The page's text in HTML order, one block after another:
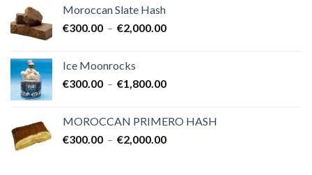
Moroccan Slate Hash
€300.00 – €2,000.00Plage
à
Ice Moonrocks
€300.00 – €1,800.00Plage
€300.00
à
MOROCCAN PRIMERO HASH
€300.00 – €2,000.00Plage